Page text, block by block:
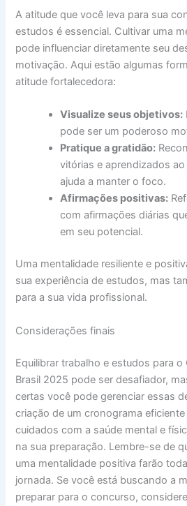
A atitude que você leva para sua
estudos é essencial. Cultivar uma
pode influenciar diretamente seu
motivação. Aqui estão algumas
atitude fortalecedora:
Visualize seus objetivos:
pode ser um poderoso
Pratique a gratidão:
vitórias e aprendizados
ajuda a manter o foco.
Afirmações positivas:
com afirmações diárias
em seu potencial.
Uma mentalidade resiliente e
sua experiência de estudos, mas
para a sua vida profissional.
Considerações finais
Equilibrar trabalho e estudos para
Brasil 2025 pode ser desafiador,
certas você pode gerenciar essas
criação de um cronograma
cuidados com a saúde mental e
na sua preparação. Lembre-se de
uma mentalidade positiva farão
jornada. Se você está buscando a
preparar para o concurso,